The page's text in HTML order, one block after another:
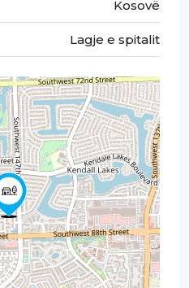
Kosovë
Lagje e spitalit